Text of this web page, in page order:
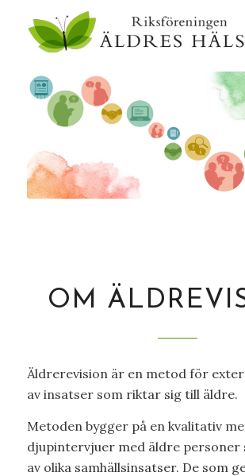
OM
Äldrerevision är en metod för
av insatser som riktar sig till äldre.
Metoden bygger på en kvalitativ
djupintervjuer med äldre personer
av olika samhällsinsatser. De som